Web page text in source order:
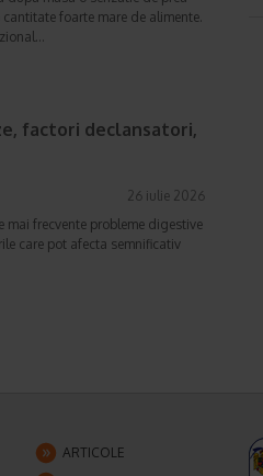
foarte mare de alimente.
factori declansatori,
26 iulie 2026
frecvente probleme digestive
care pot afecta semnificativ
ARTICOLE